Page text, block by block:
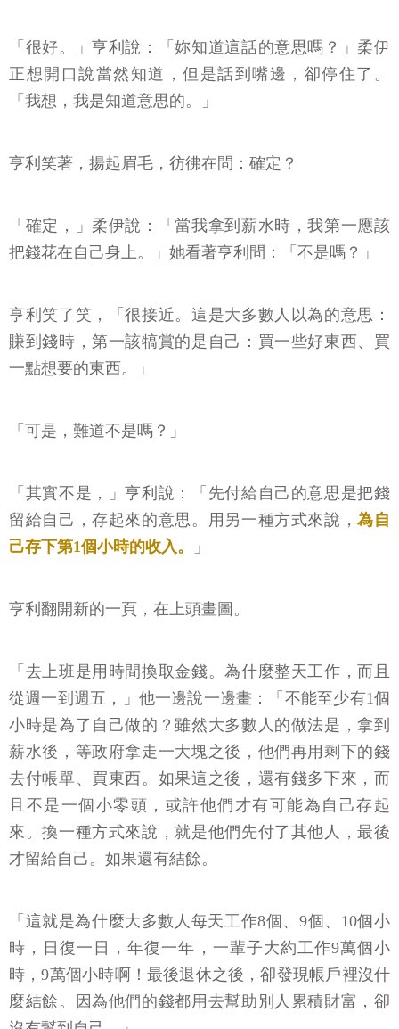
「很好。」亨利說：「妳知道這話的意思嗎？」柔伊
正想開口說當然知道，但是話到嘴邊，卻停住了。
「我想，我是知道意思的。」
亨利笑著，揚起眉毛，彷彿在問：確定？
「確定，」柔伊說：「當我拿到薪水時，我第一應該
把錢花在自己身上。」她看著亨利問：「不是嗎？」
亨利笑了笑，「很接近。這是大多數人以為的意思：
賺到錢時，第一該犒賞的是自己：買一些好東西、買
一點想要的東西。」
「可是，難道不是嗎？」
「其實不是，」亨利說：「先付給自己的意思是把錢
留給自己，存起來的意思。用另一種方式來說，為自
己存下第1個小時的收入。
」
亨利翻開新的一頁，在上頭畫圖。
「去上班是用時間換取金錢。為什麼整天工作，而且
從週一到週五，」他一邊說一邊畫：「不能至少有1個
小時是為了自己做的？雖然大多數人的做法是，拿到
薪水後，等政府拿走一大塊之後，他們再用剩下的錢
去付帳單、買東西。如果這之後，還有錢多下來，而
且不是一個小零頭，或許他們才有可能為自己存起
來。換一種方式來說，就是他們先付了其他人，最後
才留給自己。如果還有結餘。
「這就是為什麼大多數人每天工作8個、9個、10個小
時，日復一日，年復一年，一輩子大約工作9萬個小
時，9萬個小時啊！最後退休之後，卻發現帳戶裡沒什
麼結餘。因為他們的錢都用去幫助別人累積財富，卻